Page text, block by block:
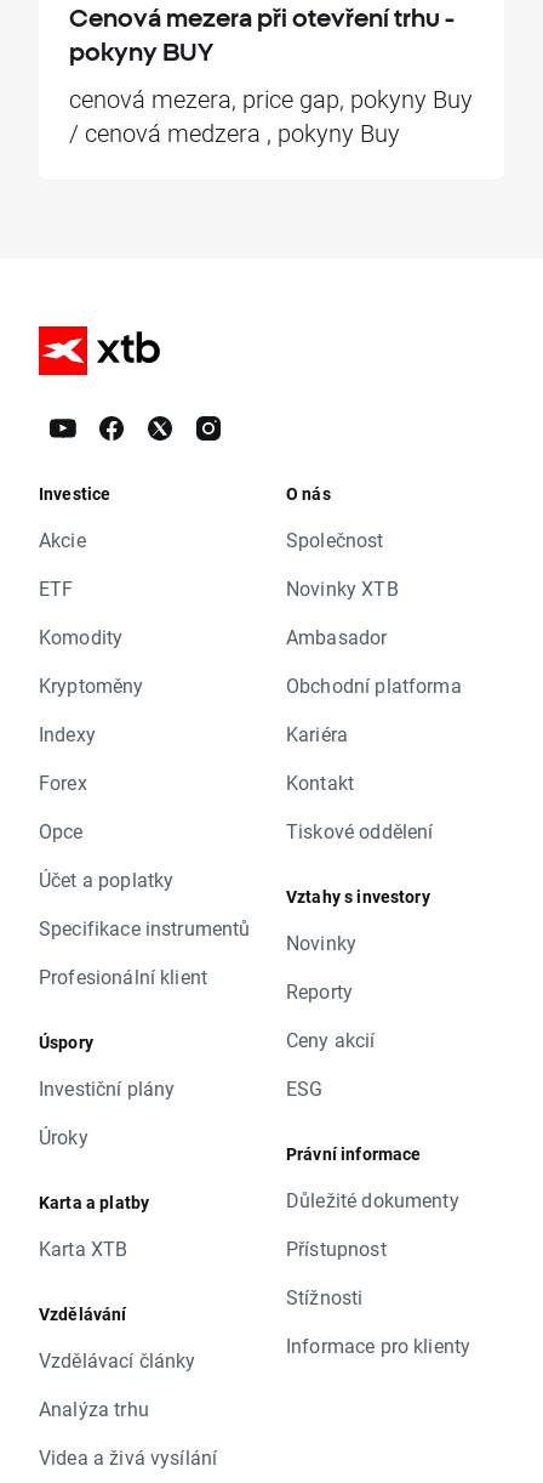
Cenová mezera při otevření trhu -
pokyny BUY
cenová mezera, price gap, pokyny Buy
/ cenová medzera , pokyny Buy
Investice
Akcie
ETF
Komodity
Kryptoměny
Indexy
Forex
Opce
Účet a poplatky
Specifikace instrumentů
Profesionální klient
Úspory
Investiční plány
Úroky
Karta a platby
Karta XTB
Vzdělávání
Vzdělávací články
Analýza trhu
Videa a živá vysílání
O nás
Společnost
Novinky XTB
Ambasador
Obchodní platforma
Kariéra
Kontakt
Tiskové oddělení
Vztahy s investory
Novinky
Reporty
Ceny akcií
ESG
Právní informace
Důležité dokumenty
Přístupnost
Stížnosti
Informace pro klienty